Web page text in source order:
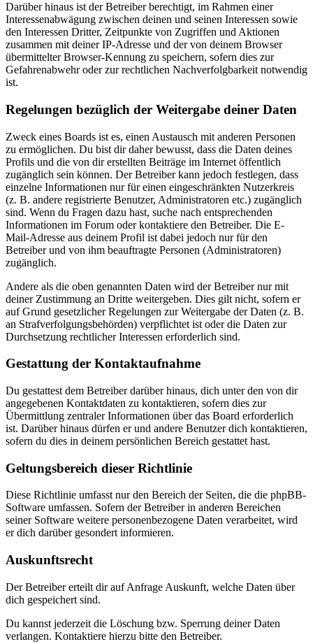
Darüber hinaus ist der Betreiber berechtigt, im Rahmen einer
Interessenabwägung zwischen deinen und seinen Interessen sowie
den Interessen Dritter, Zeitpunkte von Zugriffen und Aktionen
zusammen mit deiner IP-Adresse und der von deinem Browser
übermittelter Browser-Kennung zu speichern, sofern dies zur
Gefahrenabwehr oder zur rechtlichen Nachverfolgbarkeit notwendig
ist.
Regelungen bezüglich der Weitergabe deiner Daten
Zweck eines Boards ist es, einen Austausch mit anderen Personen
zu ermöglichen. Du bist dir daher bewusst, dass die Daten deines
Profils und die von dir erstellten Beiträge im Internet öffentlich
zugänglich sein können. Der Betreiber kann jedoch festlegen, dass
einzelne Informationen nur für einen eingeschränkten Nutzerkreis
(z. B. andere registrierte Benutzer, Administratoren etc.) zugänglich
sind. Wenn du Fragen dazu hast, suche nach entsprechenden
Informationen im Forum oder kontaktiere den Betreiber. Die E-
Mail-Adresse aus deinem Profil ist dabei jedoch nur für den
Betreiber und von ihm beauftragte Personen (Administratoren)
zugänglich.
Andere als die oben genannten Daten wird der Betreiber nur mit
deiner Zustimmung an Dritte weitergeben. Dies gilt nicht, sofern er
auf Grund gesetzlicher Regelungen zur Weitergabe der Daten (z. B.
an Strafverfolgungsbehörden) verpflichtet ist oder die Daten zur
Durchsetzung rechtlicher Interessen erforderlich sind.
Gestattung der Kontaktaufnahme
Du gestattest dem Betreiber darüber hinaus, dich unter den von dir
angegebenen Kontaktdaten zu kontaktieren, sofern dies zur
Übermittlung zentraler Informationen über das Board erforderlich
ist. Darüber hinaus dürfen er und andere Benutzer dich kontaktieren,
sofern du dies in deinem persönlichen Bereich gestattet hast.
Geltungsbereich dieser Richtlinie
Diese Richtlinie umfasst nur den Bereich der Seiten, die die phpBB-
Software umfassen. Sofern der Betreiber in anderen Bereichen
seiner Software weitere personenbezogene Daten verarbeitet, wird
er dich darüber gesondert informieren.
Auskunftsrecht
Der Betreiber erteilt dir auf Anfrage Auskunft, welche Daten über
dich gespeichert sind.
Du kannst jederzeit die Löschung bzw. Sperrung deiner Daten
verlangen. Kontaktiere hierzu bitte den Betreiber.